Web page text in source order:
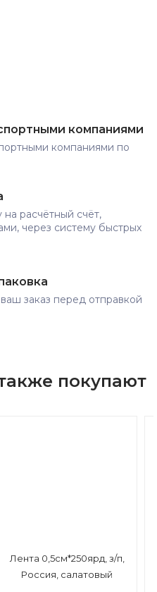
компаниями
компаниями по
расчётный счёт,
через систему быстрых
заказ перед отправкой
покупают
Лента 0,5см*250ярд, з/п,
Россия, салатовый